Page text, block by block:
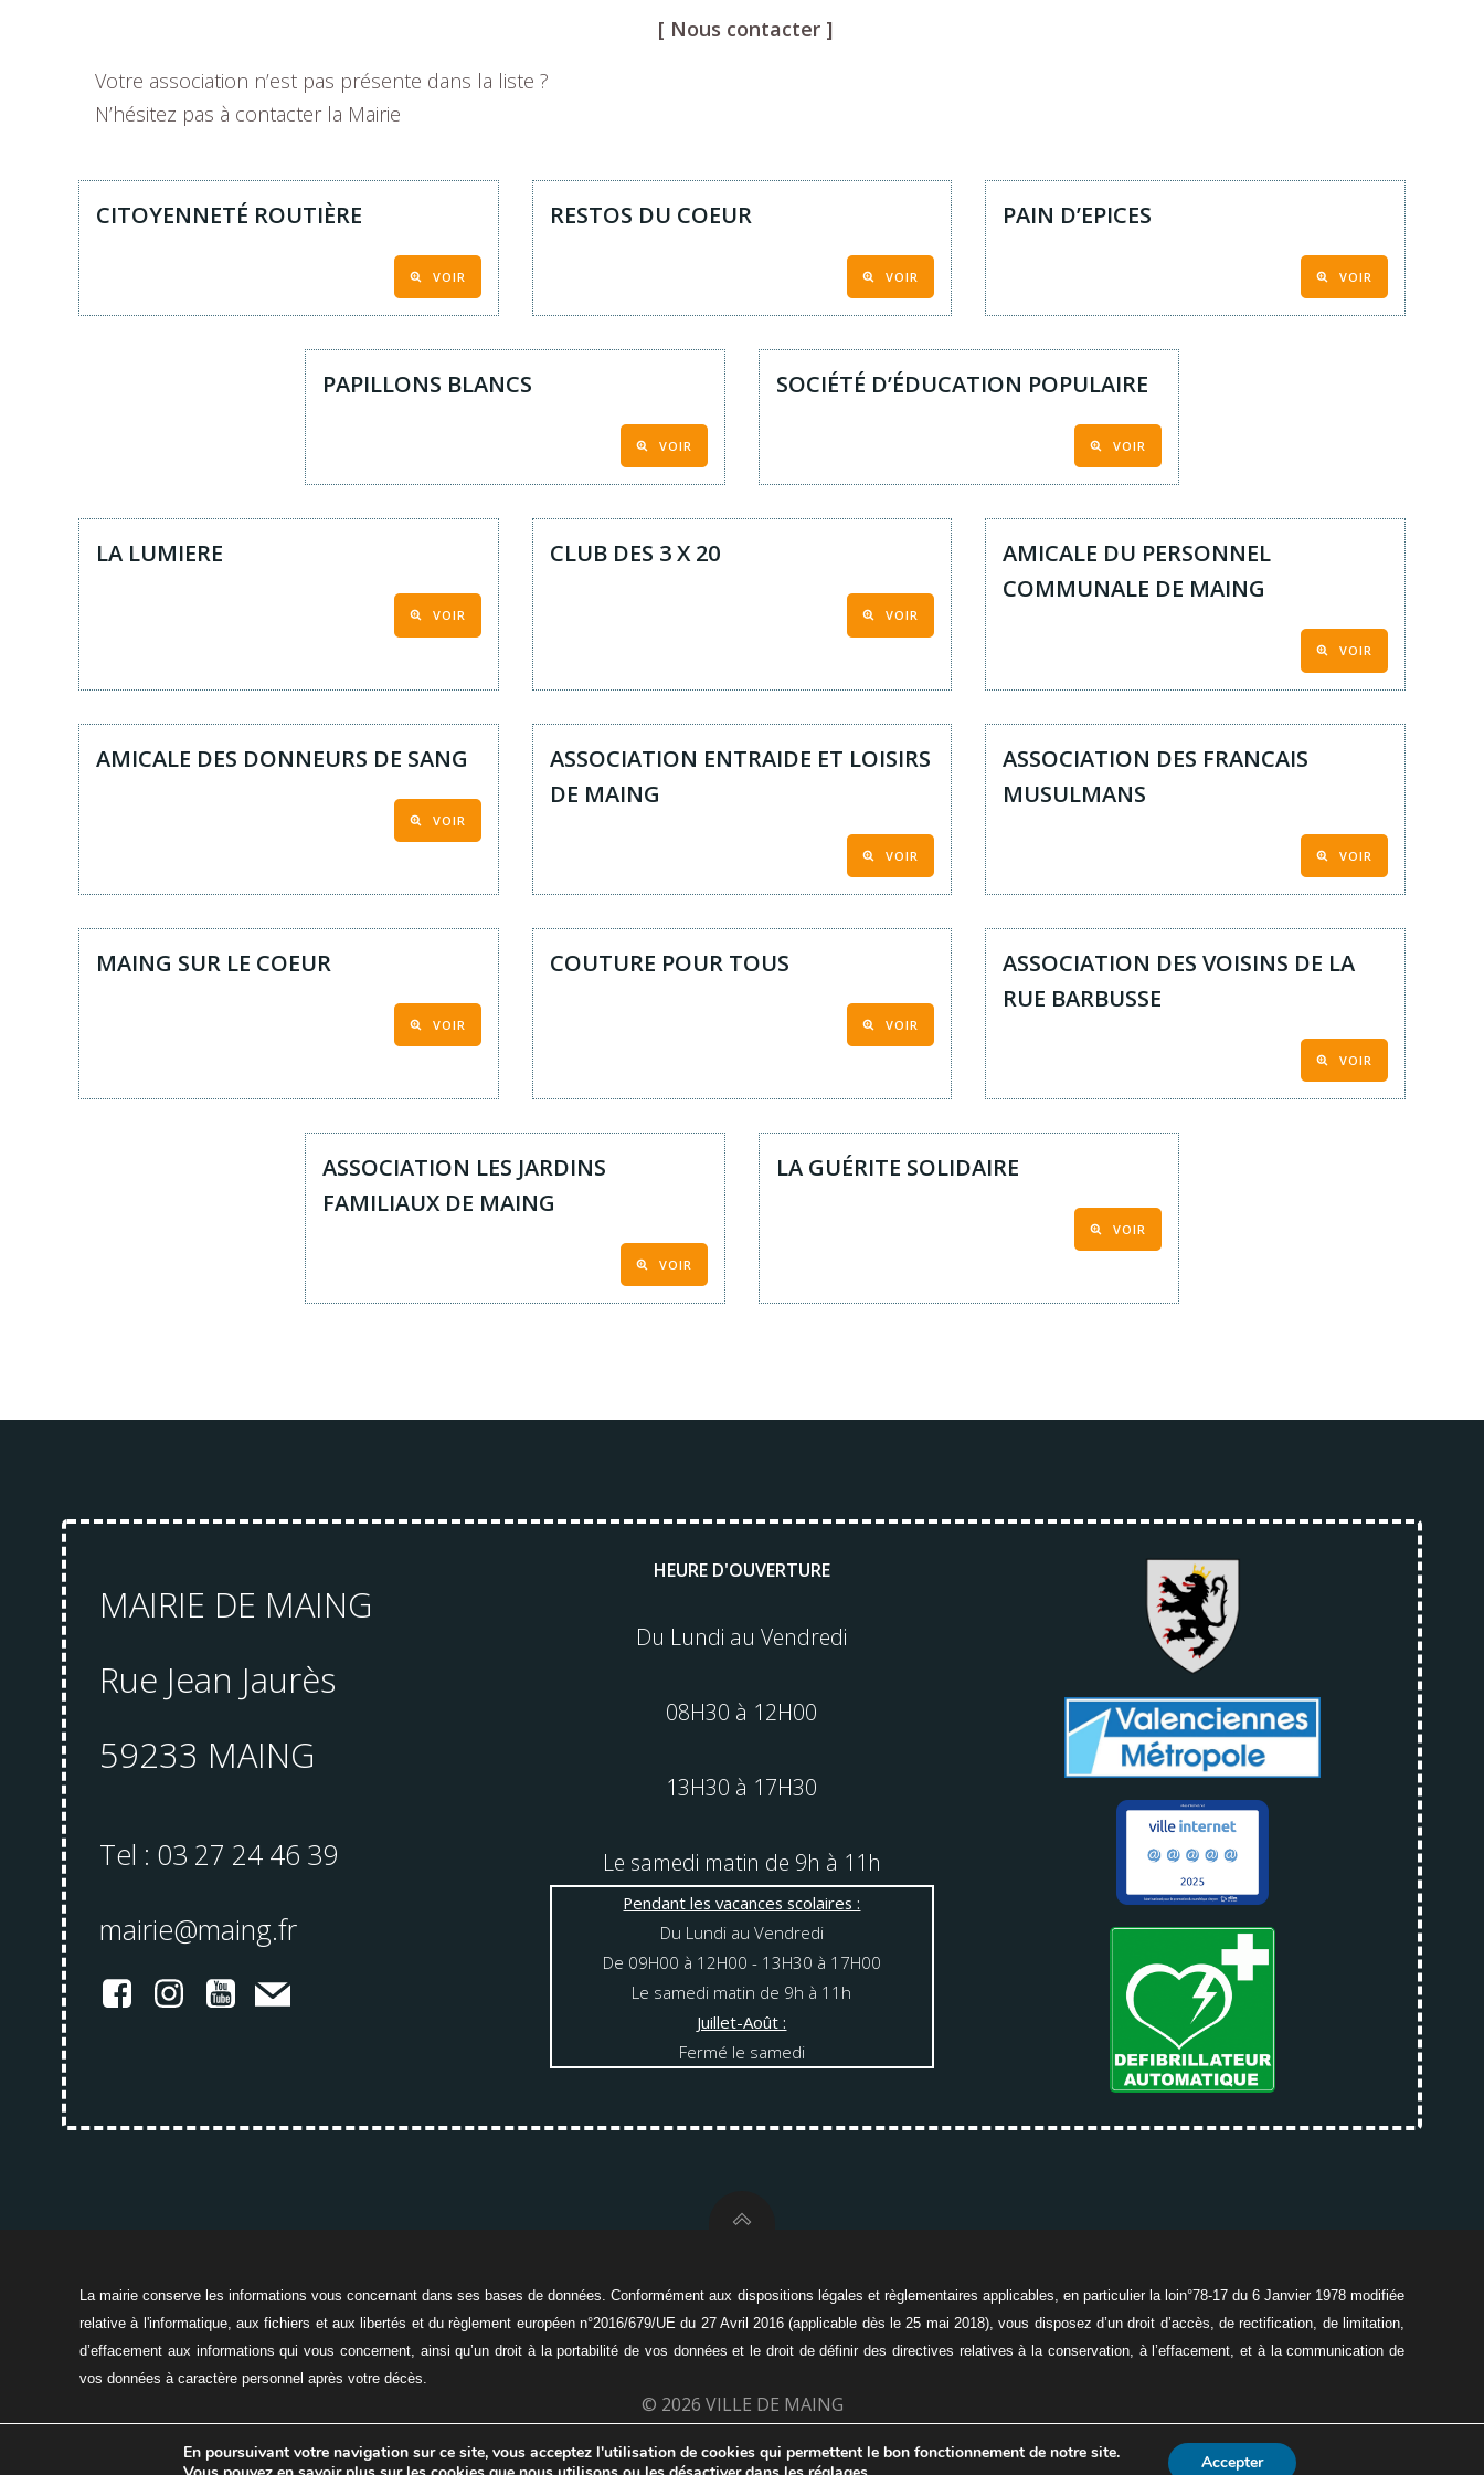
[ Nous contacter ]
Votre association n’est pas présente dans la liste ?
N’hésitez pas à contacter la Mairie
CITOYENNETÉ ROUTIÈRE
VOIR
RESTOS DU COEUR
VOIR
PAIN D’EPICES
VOIR
PAPILLONS BLANCS
VOIR
SOCIÉTÉ D’ÉDUCATION POPULAIRE
VOIR
LA LUMIERE
VOIR
CLUB DES 3 X 20
VOIR
AMICALE DU PERSONNEL
COMMUNALE DE MAING
VOIR
AMICALE DES DONNEURS DE SANG
VOIR
ASSOCIATION ENTRAIDE ET LOISIRS
DE MAING
VOIR
ASSOCIATION DES FRANCAIS
MUSULMANS
VOIR
MAING SUR LE COEUR
VOIR
COUTURE POUR TOUS
VOIR
ASSOCIATION DES VOISINS DE LA
RUE BARBUSSE
VOIR
ASSOCIATION LES JARDINS
FAMILIAUX DE MAING
VOIR
LA GUÉRITE SOLIDAIRE
VOIR
MAIRIE DE MAING
Rue Jean Jaurès
59233 MAING
Tel : 03 27 24 46 39
mairie@maing.fr
HEURE D'OUVERTURE
Du Lundi au Vendredi
08H30 à 12H00
13H30 à 17H30
Le samedi matin de 9h à 11h
Pendant les vacances scolaires :
Du Lundi au Vendredi
De 09H00 à 12H00 - 13H30 à 17H00
Le samedi matin de 9h à 11h
Juillet-Août :
Fermé le samedi
La mairie conserve les informations vous concernant dans ses bases de données. Conformément aux dispositions légales et règlementaires applicables, en particulier la loin°78-17 du 6 Janvier 1978 modifiée
relative à l'informatique, aux fichiers et aux libertés et du règlement européen n°2016/679/UE du 27 Avril 2016 (applicable dès le 25 mai 2018), vous disposez d’un droit d’accès, de rectification, de limitation,
d’effacement aux informations qui vous concernent, ainsi qu’un droit à la portabilité de vos données et le droit de définir des directives relatives à la conservation, à l’effacement, et à la communication de
vos données à caractère personnel après votre décès.
© 2026 VILLE DE MAING
Mentions légales-Politique de protection des données personnelles
En poursuivant votre navigation sur ce site, vous acceptez l'utilisation de cookies qui permettent le bon fonctionnement de notre site.
Accepter